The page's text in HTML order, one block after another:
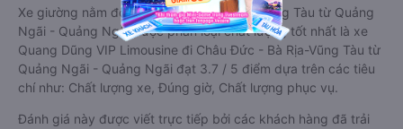
Xe giường nằm đôi đi Châu Đức - Bà Rịa-Vũng Tàu từ Quảng
Ngãi - Quảng Ngãi được phân loại chất lượng tốt nhất là xe
Quang Dũng VIP Limousine đi Châu Đức - Bà Rịa-Vũng Tàu từ
Quảng Ngãi - Quảng Ngãi đạt 3.7 / 5 điểm dựa trên các tiêu
chí như: Chất lượng xe, Đúng giờ, Chất lượng phục vụ.
Đánh giá này được viết trực tiếp bởi các khách hàng đã trải